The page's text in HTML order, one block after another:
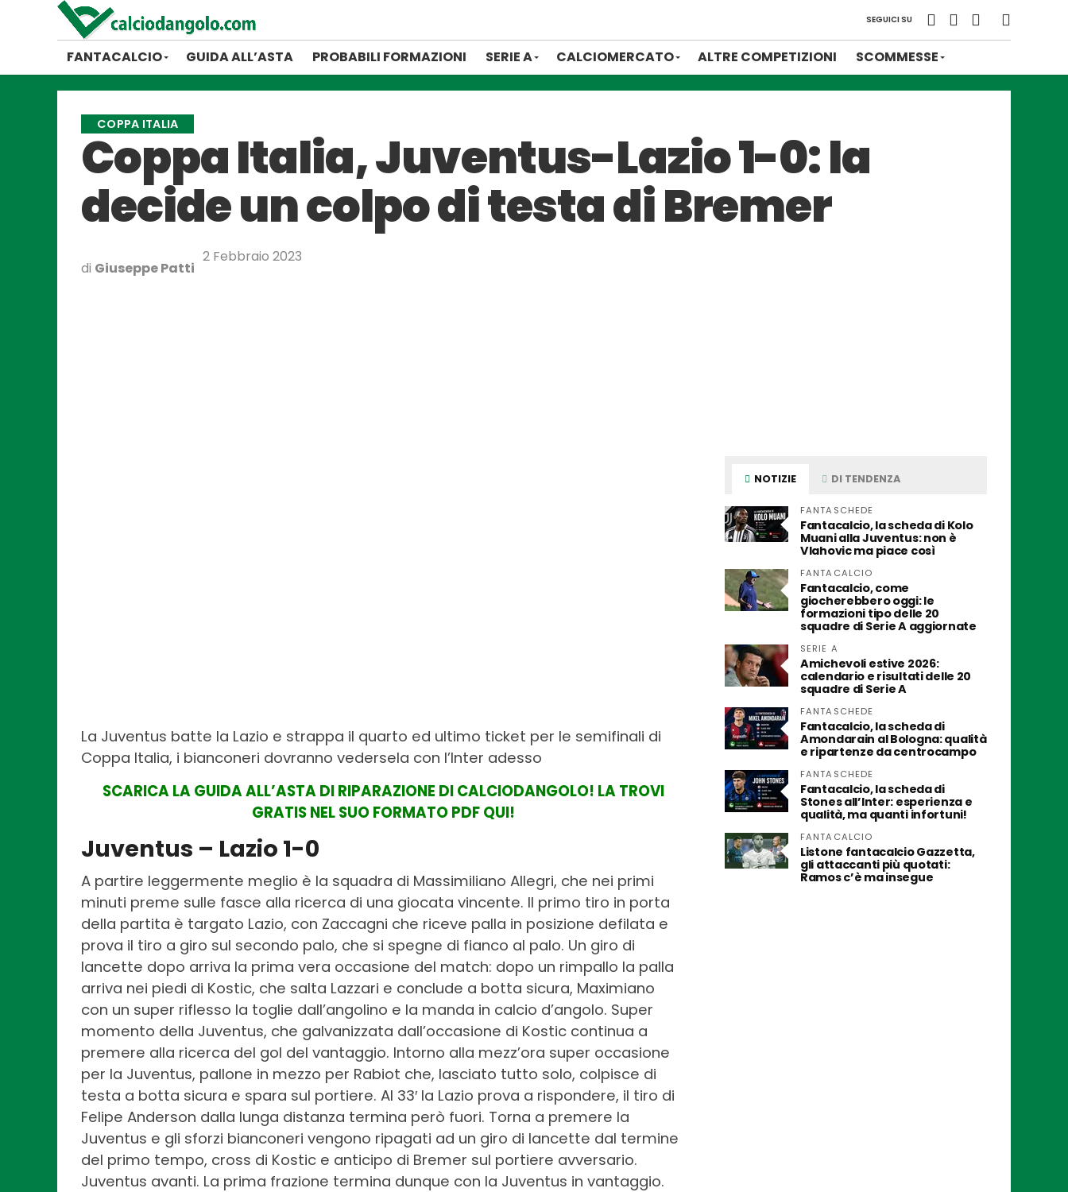
SEGUICI SU
FANTACALCIO GUIDA ALL’ASTA PROBABILI FORMAZIONI SERIE A CALCIOMERCATO ALTRE COMPETIZIONI SCOMMESSE
COPPA ITALIA
Coppa Italia, Juventus-Lazio 1-0: la
decide un colpo di testa di Bremer
di Giuseppe Patti
2 Febbraio 2023
La Juventus batte la Lazio e strappa il quarto ed ultimo ticket per le semifinali di
Coppa Italia, i bianconeri dovranno vedersela con l’Inter adesso
SCARICA LA GUIDA ALL’ASTA DI RIPARAZIONE DI CALCIODANGOLO! LA TROVI
GRATIS NEL SUO FORMATO PDF QUI!
Juventus – Lazio 1-0
A partire leggermente meglio è la squadra di Massimiliano Allegri, che nei primi
minuti preme sulle fasce alla ricerca di una giocata vincente. Il primo tiro in porta
della partita è targato Lazio, con Zaccagni che riceve palla in posizione defilata e
prova il tiro a giro sul secondo palo, che si spegne di fianco al palo. Un giro di
lancette dopo arriva la prima vera occasione del match: dopo un rimpallo la palla
arriva nei piedi di Kostic, che salta Lazzari e conclude a botta sicura, Maximiano
con un super riflesso la toglie dall’angolino e la manda in calcio d’angolo. Super
momento della Juventus, che galvanizzata dall’occasione di Kostic continua a
premere alla ricerca del gol del vantaggio. Intorno alla mezz’ora super occasione
per la Juventus, pallone in mezzo per Rabiot che, lasciato tutto solo, colpisce di
testa a botta sicura e spara sul portiere. Al 33′ la Lazio prova a rispondere, il tiro di
Felipe Anderson dalla lunga distanza termina però fuori. Torna a premere la
Juventus e gli sforzi bianconeri vengono ripagati ad un giro di lancette dal termine
del primo tempo, cross di Kostic e anticipo di Bremer sul portiere avversario.
Juventus avanti. La prima frazione termina dunque con la Juventus in vantaggio.
NOTIZIE DI TENDENZA
FANTASCHEDE
Fantacalcio, la scheda di Kolo
Muani alla Juventus: non è
Vlahovic ma piace così
FANTACALCIO
Fantacalcio, come
giocherebbero oggi: le
formazioni tipo delle 20
squadre di Serie A aggiornate
SERIE A
Amichevoli estive 2026:
calendario e risultati delle 20
squadre di Serie A
FANTASCHEDE
Fantacalcio, la scheda di
Amondarain al Bologna: qualità
e ripartenze da centrocampo
FANTASCHEDE
Fantacalcio, la scheda di
Stones all’Inter: esperienza e
qualità, ma quanti infortuni!
FANTACALCIO
Listone fantacalcio Gazzetta,
gli attaccanti più quotati:
Ramos c’è ma insegue